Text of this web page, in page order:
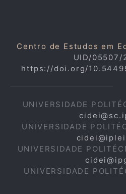
Centro de Estudos em
UID/05507/
https://doi.org/
UNIVERSIDADE
UNIVERSIDADE
UNIVERSIDADE
UNIVERSIDADE